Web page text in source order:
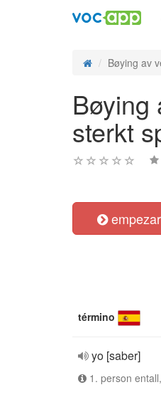
Bøying av
Bøying
sterkt
término
yo [saber]
1. person